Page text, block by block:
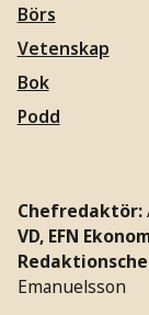
Börs
Vetenskap
Bok
Podd
Chefredaktör:
VD, EFN
Emanuelsson